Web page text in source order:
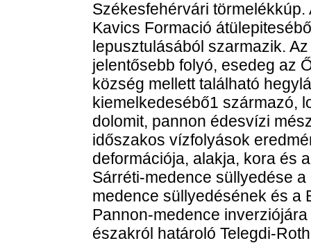
Székesfehérvári
Kavics Formació
lepusztulásából szarmazik.
jelentősebb folyó, esedeg az
község mellett található
kiemelkedesébő1 származó,
dolomit, pannon édesvízi
időszakos vízfolyások
deformációja, alakja, kora és
Sárréti-medence süllyedése
medence süllyedésének és a
Pannon-medence
északról határoló Telegdi-